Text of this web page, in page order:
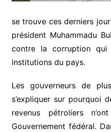
se trouve ces derniers
président Muhammadu
contre la corruption qui
institutions du pays.
Les gouverneurs de
s’expliquer sur pourquoi
revenus pétroliers
Gouvernement fédéral.